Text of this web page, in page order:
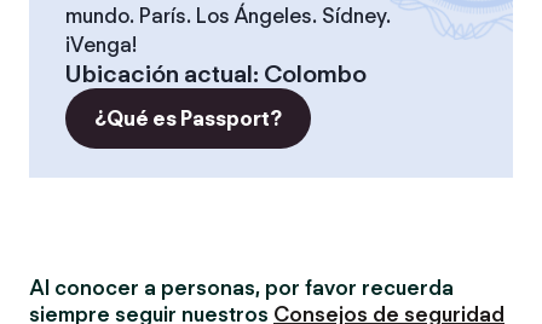
mundo. París. Los Ángeles. Sídney.
¡Venga!
Ubicación actual: Colombo
¿Qué es Passport?
Al conocer a personas, por favor recuerda
siempre seguir nuestros Consejos de seguridad